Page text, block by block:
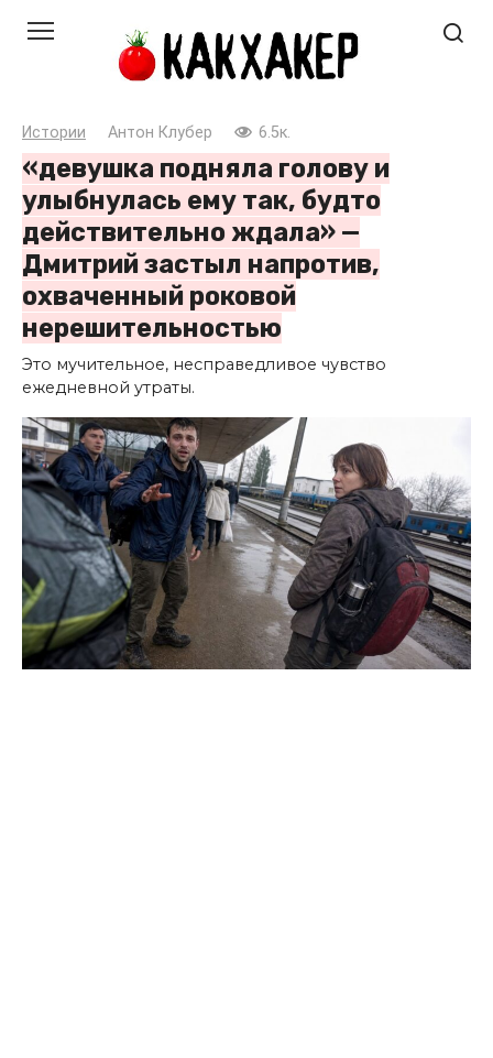
Истории Антон Клубер 6.5к.
«девушка подняла голову и
улыбнулась ему так, будто
действительно ждала» —
Дмитрий застыл напротив,
охваченный роковой
нерешительностью
Это мучительное, несправедливое чувство
ежедневной утраты.